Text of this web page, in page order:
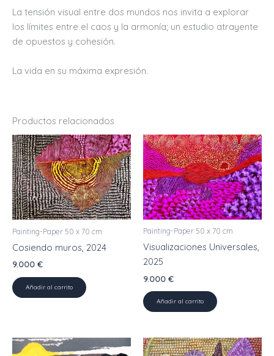
La tensión visual entre dos mundos nos invita a explorar
los límites entre el caos y la armonía; un estudio atrayente
de opuestos y cohesión.
La vida en su máxima expresión.
Productos relacionados
Painting-Paper 50 x 70 cm
Cosiendo muros, 2024
9.000 €
Añadir al carrito
Painting-Paper 50 x 70 cm
Visualizaciones Universales,
2025
9.000 €
Añadir al carrito